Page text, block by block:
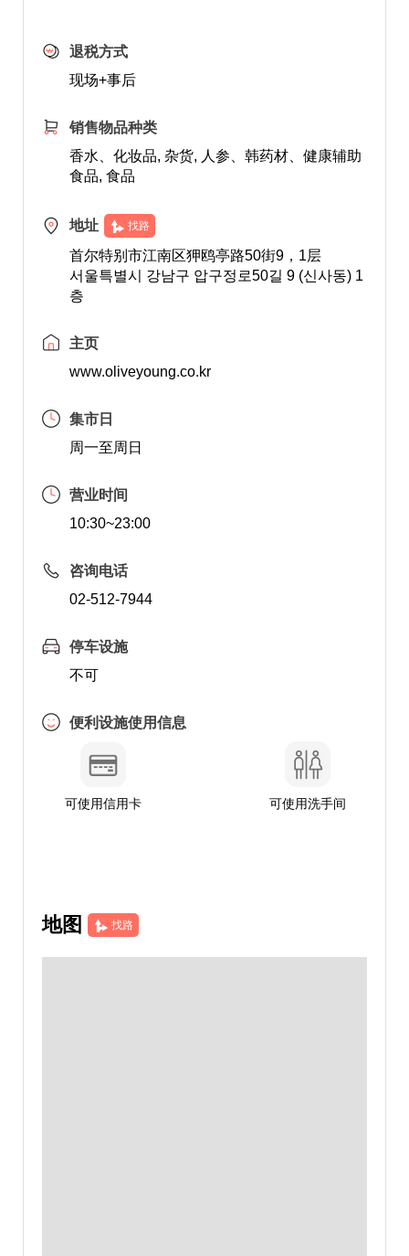
退税方式
现场+事后
销售物品种类
香水、化妆品, 杂货, 人参、韩药材、健康辅助
食品, 食品
地址 找路
首尔特别市江南区狎鸥亭路50街9，1层
서울특별시 강남구 압구정로50길 9 (신사동) 1
층
主页
www.oliveyoung.co.kr
集市日
周一至周日
营业时间
10:30~23:00
咨询电话
02-512-7944
停车设施
不可
便利设施使用信息
可使用信用卡 可使用洗手间
地图 找路